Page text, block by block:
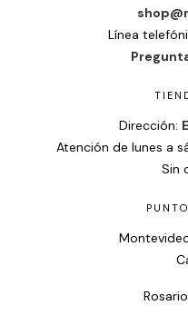
Línea
Dirección:
Atención de lunes a
Sin